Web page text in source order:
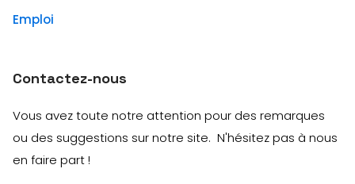
Emploi
Contactez-nous
Vous avez toute notre attention pour des remarques
ou des suggestions sur notre site. N'hésitez pas à nous
en faire part !